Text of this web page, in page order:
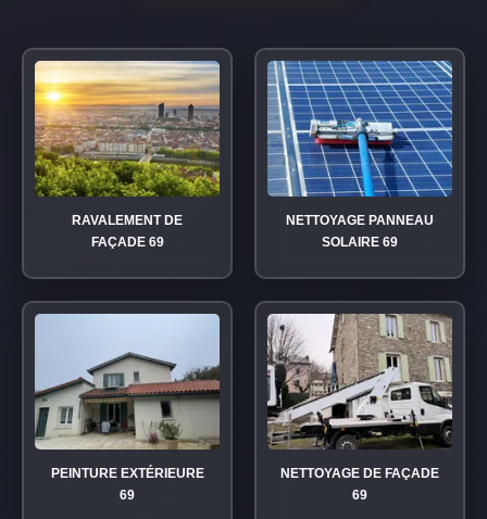
RAVALEMENT DE
FAÇADE 69
NETTOYAGE PANNEAU
SOLAIRE 69
PEINTURE EXTÉRIEURE
69
NETTOYAGE DE FAÇADE
69